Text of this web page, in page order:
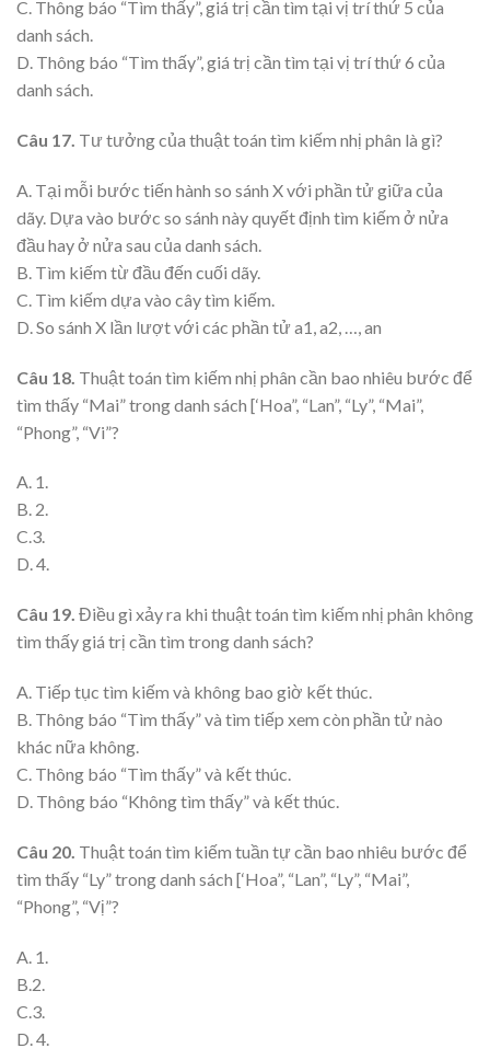
C. Thông báo “Tìm thấy”, giá trị cần tìm tại vị trí thứ 5 của
danh sách.
D. Thông báo “Tìm thấy”, giá trị cần tìm tại vị trí thứ 6 của
danh sách.
Câu 17. Tư tưởng của thuật toán tìm kiếm nhị phân là gì?
A. Tại mỗi bước tiến hành so sánh X với phần tử giữa của
dãy. Dựa vào bước so sánh này quyết định tìm kiếm ở nửa
đầu hay ở nửa sau của danh sách.
B. Tìm kiếm từ đầu đến cuối dãy.
C. Tìm kiếm dựa vào cây tìm kiếm.
D. So sánh X lần lượt với các phần tử a1, a2, …, an
Câu 18. Thuật toán tìm kiếm nhị phân cần bao nhiêu bước để
tìm thấy “Mai” trong danh sách [‘Hoa”, “Lan”, “Ly”, “Mai”,
“Phong”, “Vi”?
A. 1.
B. 2.
C.3.
D. 4.
Câu 19. Điều gì xảy ra khi thuật toán tìm kiếm nhị phân không
tìm thấy giá trị cần tìm trong danh sách?
A. Tiếp tục tìm kiếm và không bao giờ kết thúc.
B. Thông báo “Tìm thấy” và tìm tiếp xem còn phần tử nào
khác nữa không.
C. Thông báo “Tìm thấy” và kết thúc.
D. Thông báo “Không tìm thấy” và kết thúc.
Câu 20. Thuật toán tìm kiếm tuần tự cần bao nhiêu bước để
tìm thấy “Ly” trong danh sách [‘Hoa”, “Lan”, “Ly”, “Mai”,
“Phong”, “Vị”?
A. 1.
B.2.
C.3.
D. 4.